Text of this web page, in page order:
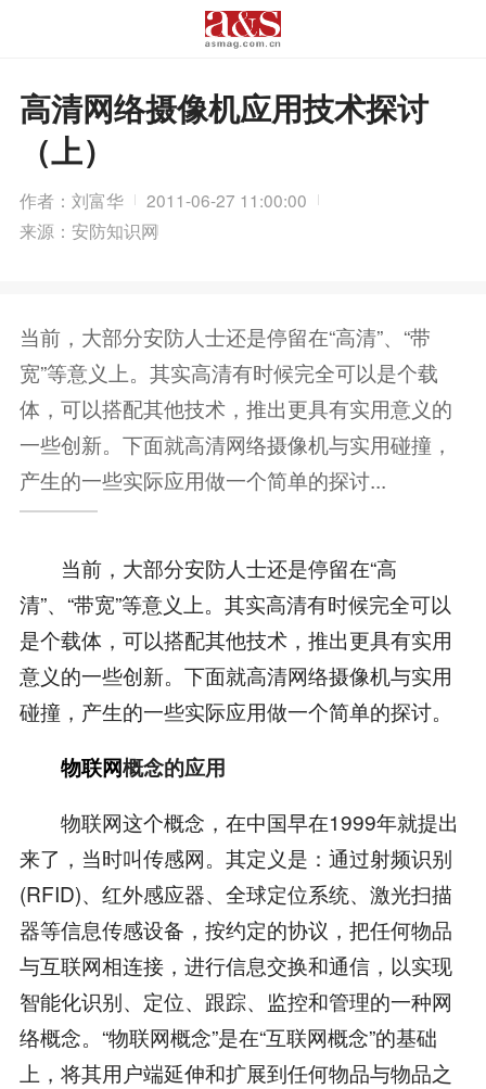
高清网络摄像机应用技术探讨
（上）
作者：刘富华
2011-06-27 11:00:00
来源：安防知识网
当前，大部分安防人士还是停留在“高清”、“带
宽”等意义上。其实高清有时候完全可以是个载
体，可以搭配其他技术，推出更具有实用意义的
一些创新。下面就高清网络摄像机与实用碰撞，
产生的一些实际应用做一个简单的探讨...
当前，大部分安防人士还是停留在“高
清”、“带宽”等意义上。其实高清有时候完全可以
是个载体，可以搭配其他技术，推出更具有实用
意义的一些创新。下面就高清网络摄像机与实用
碰撞，产生的一些实际应用做一个简单的探讨。
物联网概念的应用
物联网这个概念，在中国早在1999年就提出
来了，当时叫传感网。其定义是：通过射频识别
(RFID)、红外感应器、全球定位系统、激光扫描
器等信息传感设备，按约定的协议，把任何物品
与互联网相连接，进行信息交换和通信，以实现
智能化识别、定位、跟踪、监控和管理的一种网
络概念。“物联网概念”是在“互联网概念”的基础
上，将其用户端延伸和扩展到任何物品与物品之